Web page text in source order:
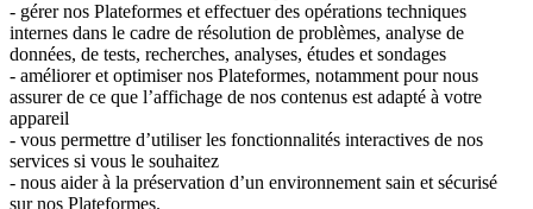
- gérer nos Plateformes et effectuer des opérations techniques
internes dans le cadre de résolution de problèmes, analyse de
données, de tests, recherches, analyses, études et sondages
- améliorer et optimiser nos Plateformes, notamment pour nous
assurer de ce que l’affichage de nos contenus est adapté à votre
appareil
- vous permettre d’utiliser les fonctionnalités interactives de nos
services si vous le souhaitez
- nous aider à la préservation d’un environnement sain et sécurisé
sur nos Plateformes.